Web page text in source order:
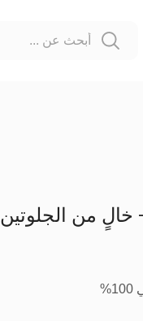
خالٍ من الجلوتين